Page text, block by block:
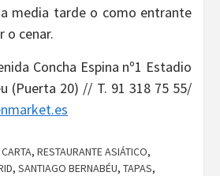
media tarde o como entrante
o cenar.
Concha Espina nº1 Estadio
(Puerta 20) // T. 91 318 75 55/
, RESTAURANTE ASIÁTICO,
, SANTIAGO BERNABÉU, TAPAS,